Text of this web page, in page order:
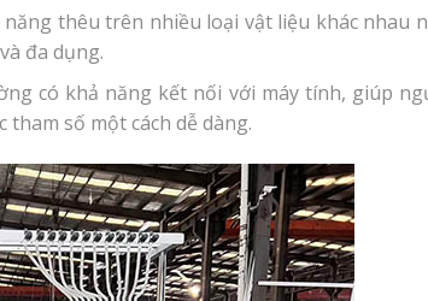
thêu trên nhiều loại vật liệu khác nhau
đa dụng.
có khả năng kết nối với máy tính, giúp
số một cách dễ dàng.